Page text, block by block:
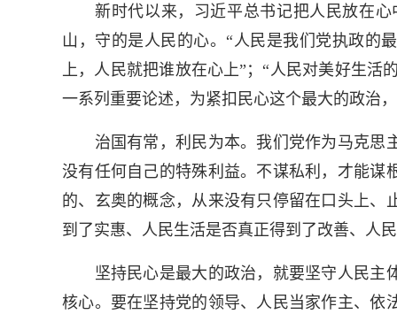
新时代以来，习近平总书记把人民放在心
山，守的是人民的心。“人民是我们党执政的
上，人民就把谁放在心上”；“人民对美好生
一系列重要论述，为紧扣民心这个最大的政治
治国有常，利民为本。我们党作为马克思
没有任何自己的特殊利益。不谋私利，才能谋
的、玄奥的概念，从来没有只停留在口头上
到了实惠、人民生活是否真正得到了改善、人
坚持民心是最大的政治，就要坚守人民主
核心。要在坚持党的领导、人民当家作主、依